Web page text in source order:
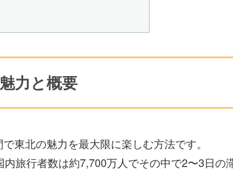
力と概要
東北の魅力を最大限に楽しむ方法です。
旅行者数は約7,700万人でその中で2〜3日の